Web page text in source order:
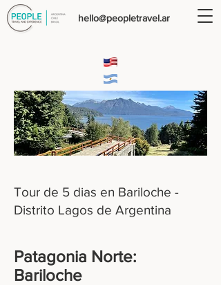
hello@peopletravel.ar
Tour de 5 dias en Bariloche -
Distrito Lagos de Argentina
Patagonia Norte:
Bariloche